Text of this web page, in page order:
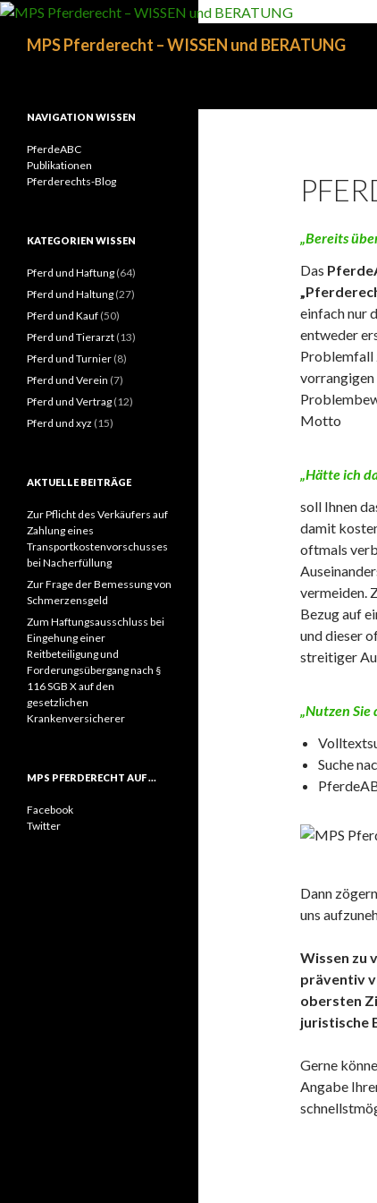
MPS Pferderecht – WISSEN und BERATUNG
„Bereits
Das
einfach nur
entweder
Problemfall
vorrangigen
Motto
„Hätte ich
soll Ihnen
damit
oftmals
vermeiden.
Bezug auf
und dieser
streitiger
„Nutzen Sie
Suche
Dann
uns
Wissen zu
präventiv
obersten
juristische
Gerne
Angabe
NAVIGATION WISSEN
PferdeABC
Publikationen
Pferderechts-Blog
KATEGORIEN WISSEN
Pferd und Haftung (64)
Pferd und Haltung (27)
Pferd und Kauf (50)
Pferd und Tierarzt (13)
Pferd und Turnier (8)
Pferd und Verein (7)
Pferd und Vertrag (12)
Pferd und xyz (15)
AKTUELLE BEITRÄGE
Zur Pflicht des Verkäufers auf
Zahlung eines
Transportkostenvorschusses
bei Nacherfüllung
Zur Frage der Bemessung von
Schmerzensgeld
Zum Haftungsausschluss bei
Eingehung einer
Reitbeteiligung und
Forderungsübergang nach §
116 SGB X auf den
gesetzlichen
Krankenversicherer
MPS PFERDERECHT AUF …
Facebook
Twitter